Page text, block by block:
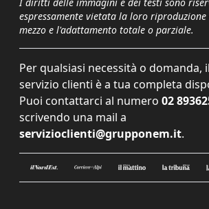
espressamente vietata la loro riproduzione
mezzo e l'adattamento totale o parziale.
Per qualsiasi necessità o domanda,
servizio clienti è a tua completa
Puoi contattarci al numero 02
scrivendo una mail a
servizioclienti@grupponem.it.